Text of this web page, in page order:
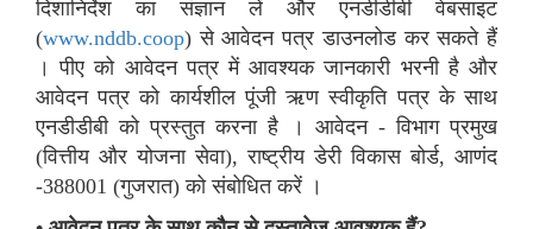
दिशानिर्देश का संज्ञान लें और एनडीडीबी वेबसाइट
(www.nddb.coop) से आवेदन पत्र डाउनलोड कर सकते हैं
। पीए को आवेदन पत्र में आवश्यक जानकारी भरनी है और
आवेदन पत्र को कार्यशील पूंजी ऋण स्वीकृति पत्र के साथ
एनडीडीबी को प्रस्तुत करना है । आवेदन - विभाग प्रमुख
(वित्तीय और योजना सेवा), राष्ट्रीय डेरी विकास बोर्ड, आणंद
-388001 (गुजरात) को संबोधित करें ।